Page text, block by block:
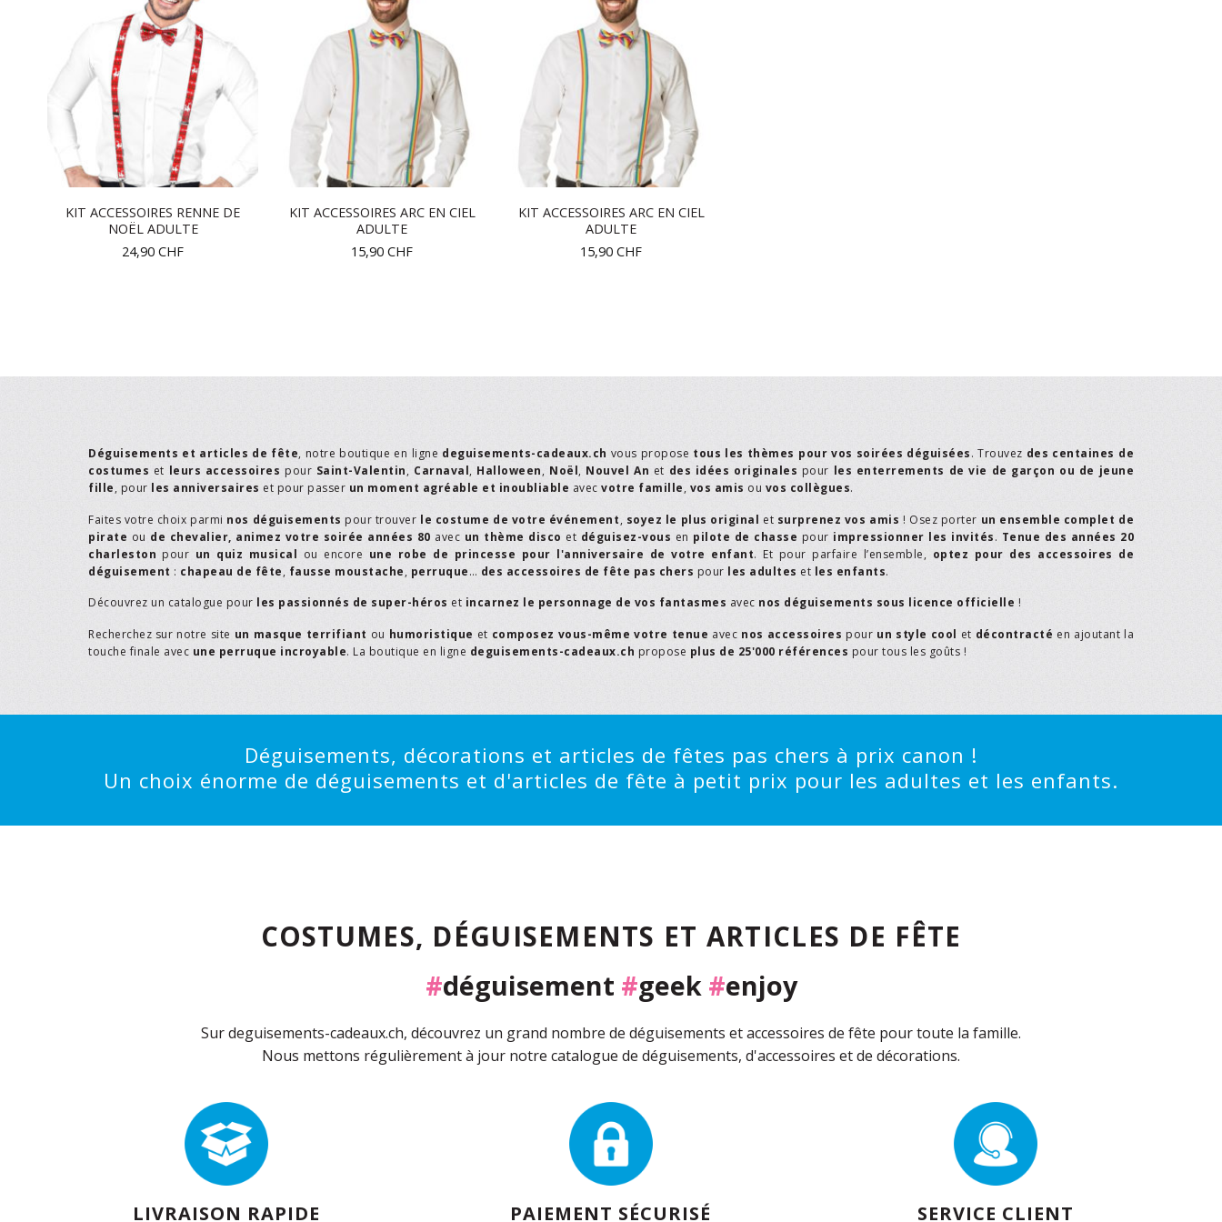
KIT ACCESSOIRES RENNE DE
NOËL ADULTE
24,90 CHF
KIT ACCESSOIRES ARC EN CIEL
ADULTE
15,90 CHF
KIT ACCESSOIRES ARC EN CIEL
ADULTE
15,90 CHF
Déguisements et articles de fête, notre boutique en ligne deguisements-cadeaux.ch vous propose tous les thèmes pour vos soirées déguisées. Trouvez des centaines de
costumes et leurs accessoires pour Saint-Valentin, Carnaval, Halloween, Noël, Nouvel An et des idées originales pour les enterrements de vie de garçon ou de jeune
fille, pour les anniversaires et pour passer un moment agréable et inoubliable avec votre famille, vos amis ou vos collègues.
Faites votre choix parmi nos déguisements pour trouver le costume de votre événement, soyez le plus original et surprenez vos amis ! Osez porter un ensemble complet de
pirate ou de chevalier, animez votre soirée années 80 avec un thème disco et déguisez-vous en pilote de chasse pour impressionner les invités. Tenue des années 20
charleston pour un quiz musical ou encore une robe de princesse pour l'anniversaire de votre enfant. Et pour parfaire l’ensemble, optez pour des accessoires de
déguisement : chapeau de fête, fausse moustache, perruque… des accessoires de fête pas chers pour les adultes et les enfants.
Découvrez un catalogue pour les passionnés de super-héros et incarnez le personnage de vos fantasmes avec nos déguisements sous licence officielle !
Recherchez sur notre site un masque terrifiant ou humoristique et composez vous-même votre tenue avec nos accessoires pour un style cool et décontracté en ajoutant la
touche finale avec une perruque incroyable. La boutique en ligne deguisements-cadeaux.ch propose plus de 25'000 références pour tous les goûts !
Déguisements, décorations et articles de fêtes pas chers à prix canon !
Un choix énorme de déguisements et d'articles de fête à petit prix pour les adultes et les enfants.
COSTUMES, DÉGUISEMENTS ET ARTICLES DE FÊTE
#déguisement #geek #enjoy
Sur deguisements-cadeaux.ch, découvrez un grand nombre de déguisements et accessoires de fête pour toute la famille.
Nous mettons régulièrement à jour notre catalogue de déguisements, d'accessoires et de décorations.
LIVRAISON RAPIDE PAIEMENT SÉCURISÉ SERVICE CLIENT